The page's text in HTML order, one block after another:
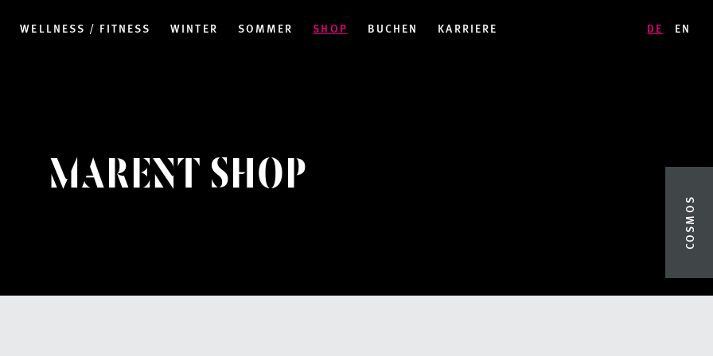
WELLNESS / FITNESS WINTER SOMMER SHOP BUCHEN KARRIERE DE EN
COSMOS
MARENT SHOP